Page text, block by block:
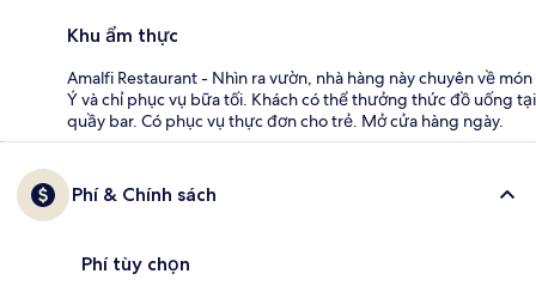
Khu ẩm thực
Amalfi Restaurant - Nhìn ra vườn, nhà hàng này chuyên về món
Ý và chỉ phục vụ bữa tối. Khách có thể thưởng thức đồ uống tại
quầy bar. Có phục vụ thực đơn cho trẻ. Mở cửa hàng ngày.
Phí & Chính sách
Phí tùy chọn